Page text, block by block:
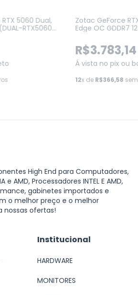
RTX 5060 Dual,
RTX5060-
Zotac GeForce
Edge OC GDDR7
R$3.783,14
Á vista no pix ou
12x de R$366,58
High End para Computadores,
e AMD, Processadores INTEL E AMD,
gabinetes importados e
o melhor preço e o melhor
nossas ofertas!
Institucional
HARDWARE
MONITORES